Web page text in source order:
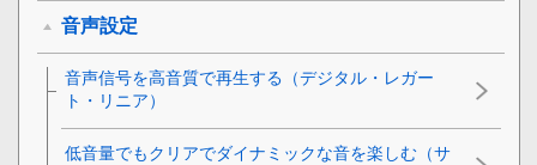
音声設定
音声信号を高音質で再生する（デジタル・レガー
ト・リニア）
低音量でもクリアでダイナミックな音を楽しむ（サ